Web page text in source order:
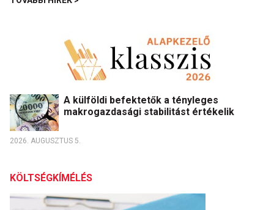
A külföldi befektetők a tényleges
makrogazdasági stabilitást értékelik
2026. AUGUSZTUS 5.
KÖLTSÉGKÍMÉLÉS